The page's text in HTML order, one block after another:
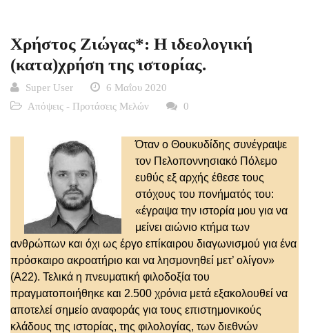
Χρήστος Ζιώγας*: Η ιδεολογική
(κατα)χρήση της ιστορίας.
Super User
6 Μαΐου 2020
Απόψεις - Προτάσεις Μελών
0
Όταν ο Θουκυδίδης συνέγραψε
τον Πελοποννησιακό Πόλεμο
ευθύς εξ αρχής έθεσε τους
στόχους του πονήματός του:
«έγραψα την ιστορία μου για να
μείνει αιώνιο κτήμα των
ανθρώπων και όχι ως έργο επίκαιρου διαγωνισμού για ένα
πρόσκαιρο ακροατήριο και να λησμονηθεί μετ’ ολίγον»
(Α22). Τελικά η πνευματική φιλοδοξία του
πραγματοποιήθηκε και 2.500 χρόνια μετά εξακολουθεί να
αποτελεί σημείο αναφοράς για τους επιστημονικούς
κλάδους της ιστορίας, της φιλολογίας, των διεθνών